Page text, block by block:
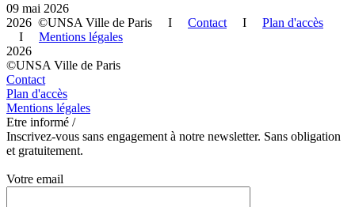
09 mai 2026
2026 ©UNSA Ville de Paris I Contact I Plan d'accès
I Mentions légales
2026
©UNSA Ville de Paris
Contact
Plan d'accès
Mentions légales
Etre informé /
Inscrivez-vous sans engagement à notre newsletter. Sans obligation
et gratuitement.
Votre email